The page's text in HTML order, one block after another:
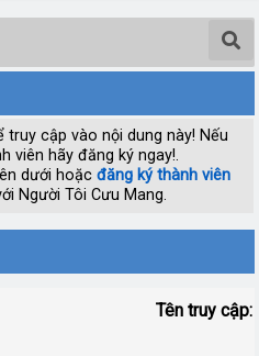
cập vào nội dung này! Nếu
viên hãy đăng ký ngay!.
dưới hoặc đăng ký thành viên
Người Tôi Cưu Mang.
Tên truy cập: